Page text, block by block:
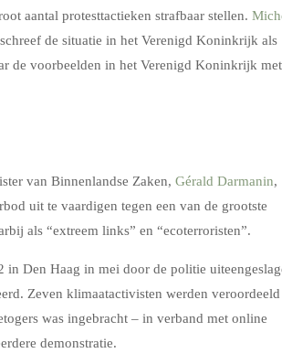
aantal protesttactieken strafbaar stellen.
de situatie in het Verenigd Koninkrijk als
de voorbeelden in het Verenigd Koninkrijk met
van Binnenlandse Zaken, Gérald Darmanin,
uit te vaardigen tegen een van de grootste
als “extreem links” en “ecoterroristen”.
in Den Haag in mei door de politie
Zeven klimaatactivisten werden veroordeeld
was ingebracht – in verband met online
demonstratie.